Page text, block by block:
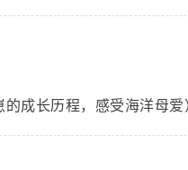
的成长历程，感受海洋母爱